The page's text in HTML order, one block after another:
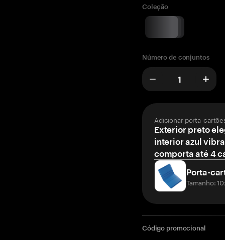
Coleção
Número de conjuntos
Adicionar porta-
Exterior preto
interior azul
comporta até 4
Porta-
Tamanho:
Código promocional